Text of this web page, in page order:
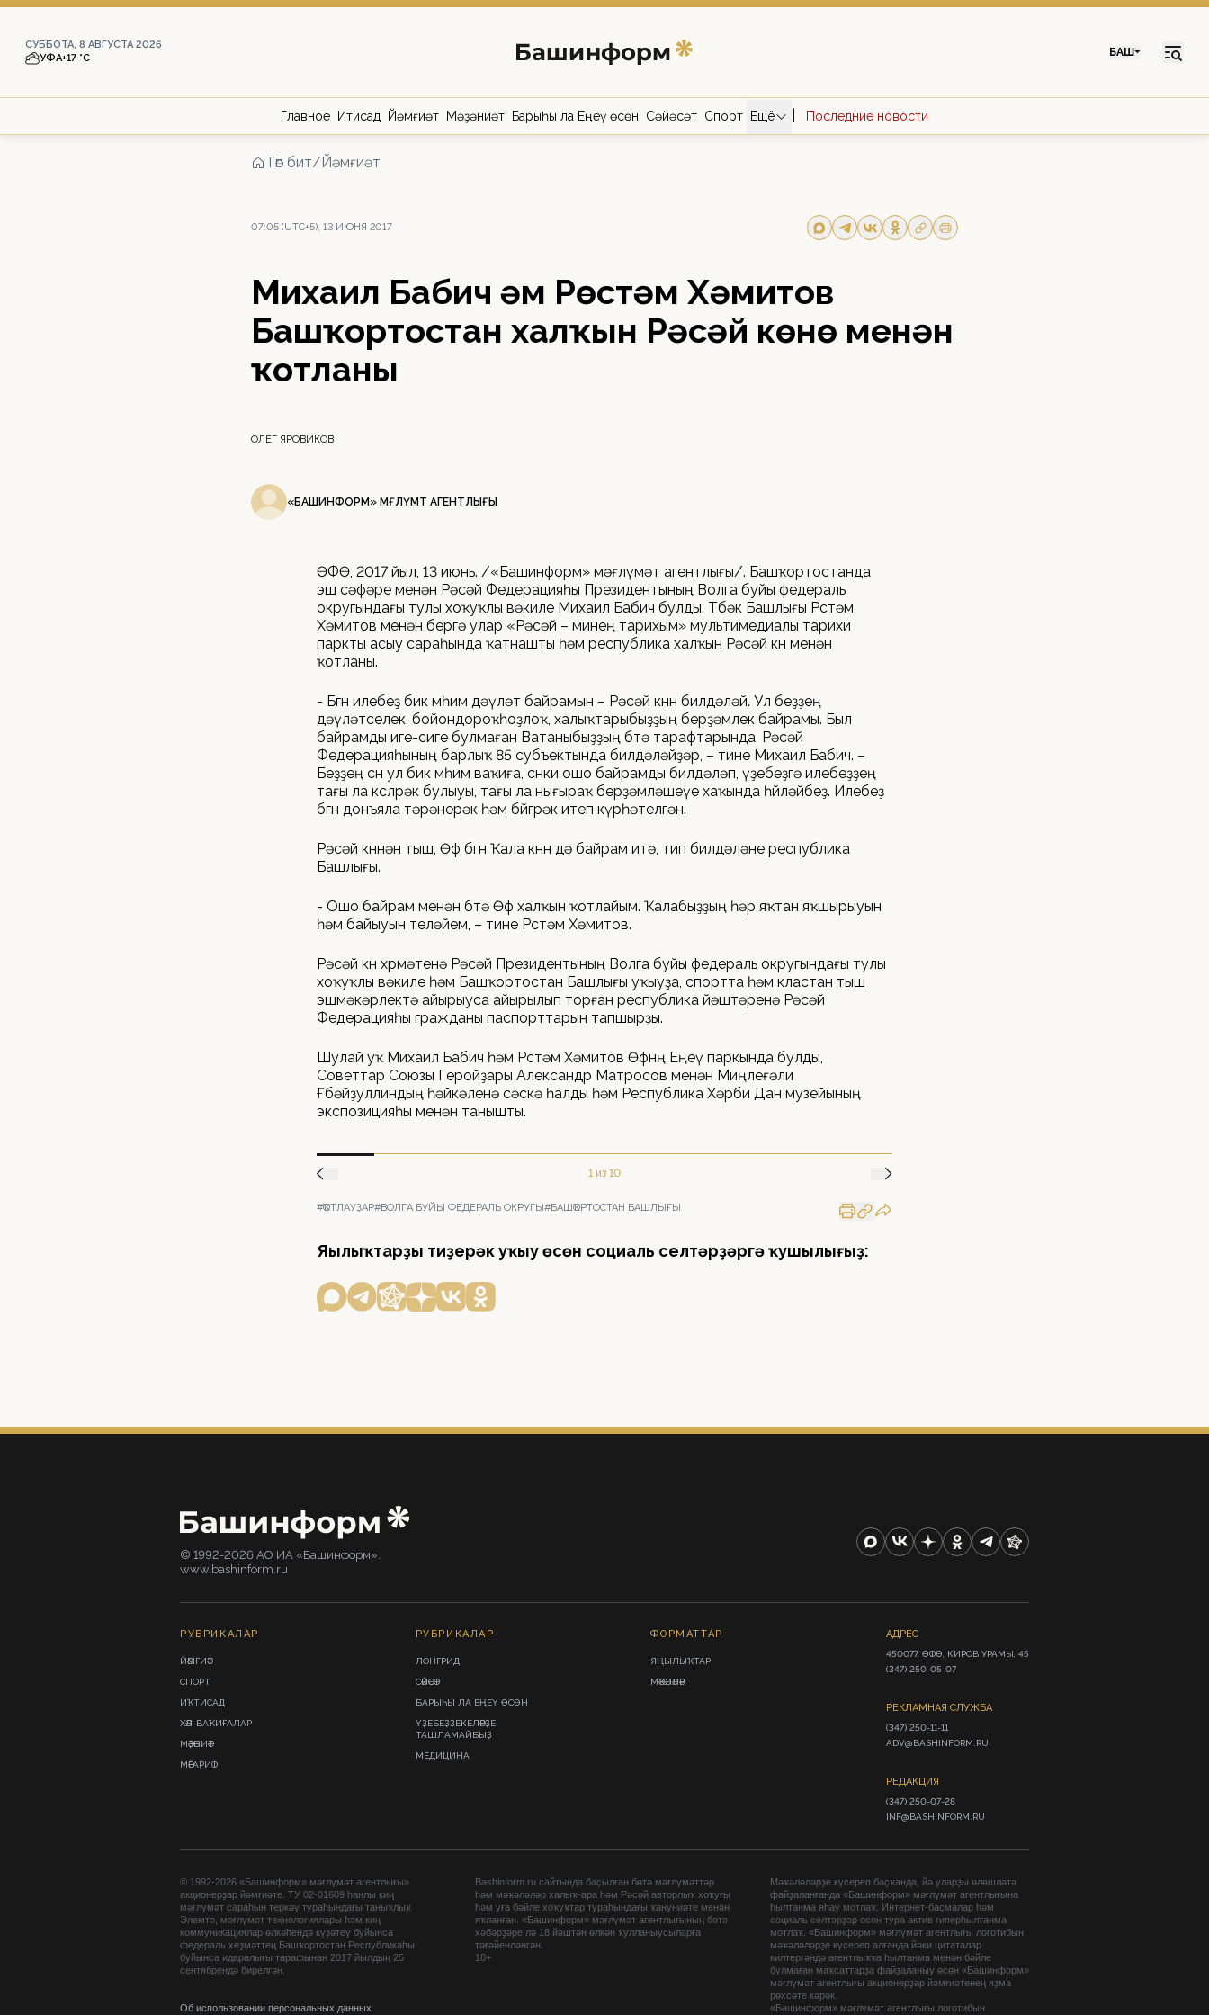
СУББОТА, 8 АВГУСТА 2026
УФА+17 °С БАШ
Главное Иҡтисад Йәмғиәт Мәҙәниәт Барыһы ла Еңеү өсөн Сәйәсәт Спорт Ещё Последние новости
Төп бит/Йәмғиәт
07:05 (UTC+5), 13 ИЮНЯ 2017
Михаил Бабич һәм Рөстәм Хәмитов
Башҡортостан халҡын Рәсәй көнө менән
ҡотланы
ОЛЕГ ЯРОВИКОВ
«БАШИНФОРМ» МӘҒЛҮМӘТ АГЕНТЛЫҒЫ
ӨФӨ, 2017 йыл, 13 июнь. /«Башинформ» мәғлүмәт агентлығы/. Башҡортостанда
эш сәфәре менән Рәсәй Федерацияһы Президентының Волга буйы федераль
округындағы тулы хоҡуҡлы вәкиле Михаил Бабич булды. Төбәк Башлығы Рөстәм
Хәмитов менән бергә улар «Рәсәй – минең тарихым» мультимедиалы тарихи
паркты асыу сараһында ҡатнашты һәм республика халҡын Рәсәй көнө менән
ҡотланы.
- Бөгөн илебеҙ бик мөһим дәүләт байрамын – Рәсәй көнөн билдәләй. Ул беҙҙең
дәүләтселек, бойондороҡһоҙлоҡ, халыҡтарыбыҙҙың берҙәмлек байрамы. Был
байрамды иге-сиге булмаған Ватаныбыҙҙың бөтә тарафтарында, Рәсәй
Федерацияһының барлыҡ 85 субъектында билдәләйҙәр, – тине Михаил Бабич. –
Беҙҙең өсөн ул бик мөһим ваҡиға, сөнки ошо байрамды билдәләп, үҙебеҙгә илебеҙҙең
тағы ла көслөрәк булыуы, тағы ла нығыраҡ берҙәмләшеүе хаҡында һөйләйбеҙ. Илебеҙ
бөгөн донъяла тәрәнерәк һәм бөйөгөрәк итеп күрһәтелгән.
Рәсәй көнөнән тыш, Өфө бөгөн Ҡала көнөн дә байрам итә, тип билдәләне республика
Башлығы.
- Ошо байрам менән бөтә Өфө халҡын ҡотлайым. Ҡалабыҙҙың һәр яҡтан яҡшырыуын
һәм байыуын теләйем, – тине Рөстәм Хәмитов.
Рәсәй көнө хөрмәтенә Рәсәй Президентының Волга буйы федераль округындағы тулы
хоҡуҡлы вәкиле һәм Башҡортостан Башлығы уҡыуҙа, спортта һәм кластан тыш
эшмәкәрлектә айырыуса айырылып торған республика йәштәренә Рәсәй
Федерацияһы гражданы паспорттарын тапшырҙы.
Шулай уҡ Михаил Бабич һәм Рөстәм Хәмитов Өфөнөң Еңеү паркында булды,
Советтар Союзы Геройҙары Александр Матросов менән Миңлеғәли
Ғөбәйҙуллиндың һәйкәленә сәскә һалды һәм Республика Хәрби Дан музейының
экспозицияһы менән танышты.
1 из 10
#ҠОТЛАУҘАР#ВОЛГА БУЙЫ ФЕДЕРАЛЬ ОКРУГЫ#БАШҠОРТОСТАН БАШЛЫҒЫ
Яңылыҡтарҙы тиҙерәк уҡыу өсөн социаль селтәрҙәргә ҡушылығыҙ:
© 1992-2026 АО ИА «Башинформ».
www.bashinform.ru
РУБРИКАЛАР
ЙӘМҒИӘТ
СПОРТ
ИҠТИСАД
ХӘЛ-ВАҠИҒАЛАР
МӘҘӘНИӘТ
МӘҒАРИФ
РУБРИКАЛАР
ЛОНГРИД
СӘЙӘСӘТ
БАРЫҺЫ ЛА ЕҢЕҮ ӨСӨН
ҮҘЕБЕҘҘЕКЕЛӘРҘЕ
ТАШЛАМАЙБЫҘ
МЕДИЦИНА
ФОРМАТТАР
ЯҢЫЛЫҠТАР
МӘҠӘЛӘЛӘР
АДРЕС
450077, ӨФӨ, КИРОВ УРАМЫ, 45
(347) 250-05-07
РЕКЛАМНАЯ СЛУЖБА
(347) 250-11-11
ADV@BASHINFORM.RU
РЕДАКЦИЯ
(347) 250-07-28
INF@BASHINFORM.RU
© 1992-2026 «Башинформ» мәғлүмәт агентлығы»
акционерҙар йәмғиәте. ТУ 02-01609 һанлы киң
мәғлүмәт сараһын теркәү тураһындағы таныҡлыҡ
Элемтә, мәғлүмәт технологиялары һәм киң
коммуникациялар өлкәһендә күҙәтеү буйынса
федераль хеҙмәттең Башҡортостан Республикаһы
буйынса идаралығы тарафынан 2017 йылдың 25
сентябрендә бирелгән.
Об использовании персональных данных
Bashinform.ru сайтында баҫылған бөтә мәғлүмәттәр
һәм мәҡәләләр халыҡ-ара һәм Рәсәй авторлыҡ хоҡуғы
һәм уға бәйле хоҡуҡтар тураһындағы ҡануниәте менән
яҡланған. «Башинформ» мәғлүмәт агентлығының бөтә
хәбәрҙәре лә 18 йәштән өлкән ҡулланыусыларға
тәғәйенләнгән.
18+
Мәҡәләләрҙе күсереп баҫҡанда, йә уларҙы өлөшләтә
файҙаланғанда «Башинформ» мәғлүмәт агентлығына
һылтанма яһау мотлаҡ. Интернет-баҫмалар һәм
социаль селтәрҙәр өсөн тура актив гиперһылтанма
мотлаҡ. «Башинформ» мәғлүмәт агентлығы логотибын
мәҡәләләрҙе күсереп алғанда йәки цитаталар
килтергәндә агентлыҡҡа һылтанма менән бәйле
булмаған маҡсаттарҙа файҙаланыу өсөн «Башинформ»
мәғлүмәт агентлығы акционерҙар йәмғиәтенең яҙма
рөхсәте кәрәк.
«Башинформ» мәғлүмәт агентлығы логотибын